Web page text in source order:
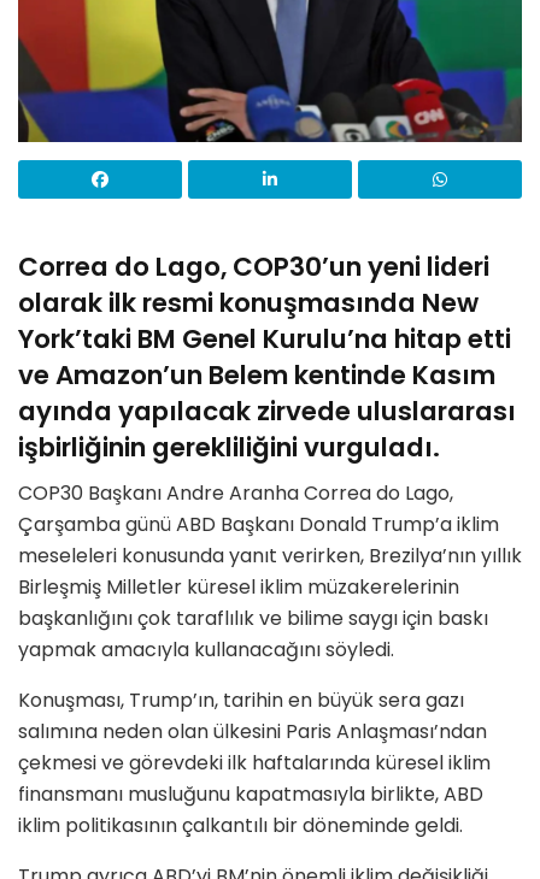
Correa do Lago, COP30’un yeni lideri
olarak ilk resmi konuşmasında New
York’taki BM Genel Kurulu’na hitap etti
ve Amazon’un Belem kentinde Kasım
ayında yapılacak zirvede uluslararası
işbirliğinin gerekliliğini vurguladı.
COP30 Başkanı Andre Aranha Correa do Lago,
Çarşamba günü ABD Başkanı Donald Trump’a iklim
meseleleri konusunda yanıt verirken, Brezilya’nın yıllık
Birleşmiş Milletler küresel iklim müzakerelerinin
başkanlığını çok taraflılık ve bilime saygı için baskı
yapmak amacıyla kullanacağını söyledi.
Konuşması, Trump’ın, tarihin en büyük sera gazı
salımına neden olan ülkesini Paris Anlaşması’ndan
çekmesi ve görevdeki ilk haftalarında küresel iklim
finansmanı musluğunu kapatmasıyla birlikte, ABD
iklim politikasının çalkantılı bir döneminde geldi.